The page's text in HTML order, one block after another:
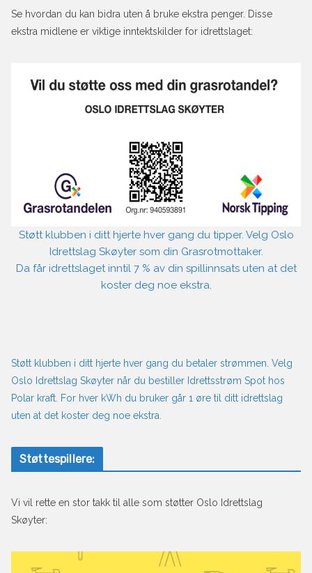
Se hvordan du kan bidra uten å bruke ekstra penger. Disse
ekstra midlene er viktige inntektskilder for idrettslaget:
Støtt klubben i ditt hjerte hver gang du tipper. Velg Oslo
Idrettslag Skøyter som din Grasrotmottaker.
Da får idrettslaget inntil 7 % av din spillinnsats uten at det
koster deg noe ekstra.
Støtt klubben i ditt hjerte hver gang du betaler strømmen. Velg
Oslo Idrettslag Skøyter når du bestiller Idrettsstrøm Spot hos
Polar kraft. For hver kWh du bruker går 1 øre til ditt idrettslag
uten at det koster deg noe ekstra.
Støttespillere:
Vi vil rette en stor takk til alle som støtter Oslo Idrettslag
Skøyter: